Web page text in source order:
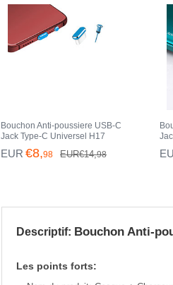
Bouchon Anti-poussiere USB-C
Jack Type-C Universel H17
pour Apple iPhone 15 Pro Bleu
EUR €8,98 EUR€14,98
Descriptif: Bouchon Anti-
Les points forts: